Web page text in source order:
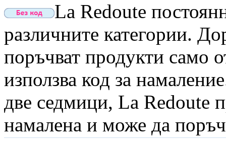
La Redoute
различните категории.
поръчват продукти само
използва код за
две седмици, La Redoute
намалена и може да